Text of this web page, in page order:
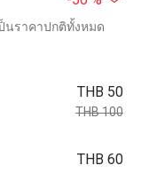
นราคาปกติทั้งหมด
THB 50
THB 100
THB 60